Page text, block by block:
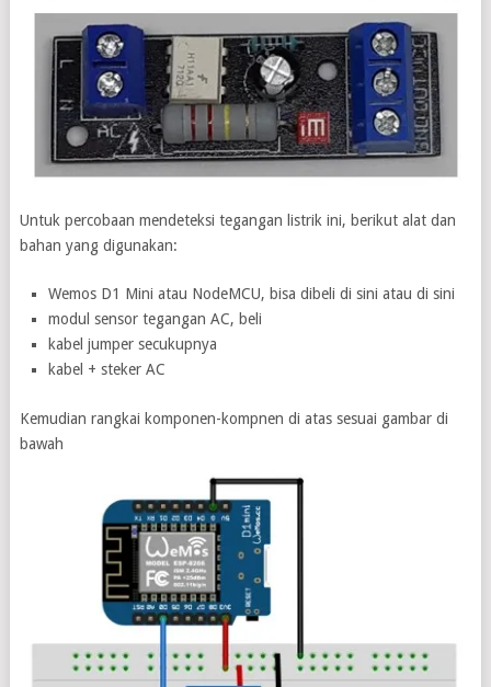
Untuk percobaan mendeteksi tegangan listrik ini, berikut alat dan
bahan yang digunakan:
Wemos D1 Mini atau NodeMCU, bisa dibeli di sini atau di sini
modul sensor tegangan AC, beli
kabel jumper secukupnya
kabel + steker AC
Kemudian rangkai komponen-kompnen di atas sesuai gambar di
bawah